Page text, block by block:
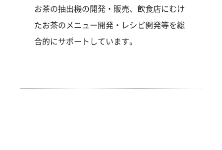
お茶の抽出機の開発・販売、飲食店にむけ
たお茶のメニュー開発・レシピ開発等を総
合的にサポートしています。